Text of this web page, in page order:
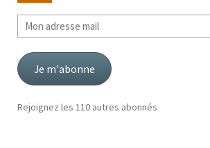
Mon
adresse
mail
Je m'abonne
Rejoignez les 110 autres abonnés